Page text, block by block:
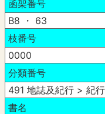
函架番号
B8 ・ 63
枝番号
0000
分類番号
491 地誌及紀行 > 紀
書名